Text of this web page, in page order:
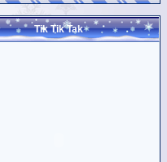
Tik Tik Tak